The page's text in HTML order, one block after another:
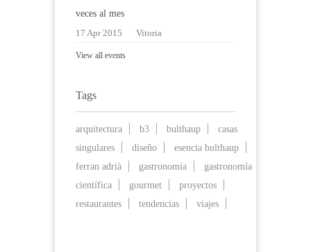
veces al mes
17 Apr 2015 Vitoria
View all events
Tags
arquitectura b3 bulthaup
casas
singulares
diseño
esencia bulthaup
ferran adrià
gastronomía
gastronomía
científica
gourmet
proyectos
restaurantes
tendencias viajes